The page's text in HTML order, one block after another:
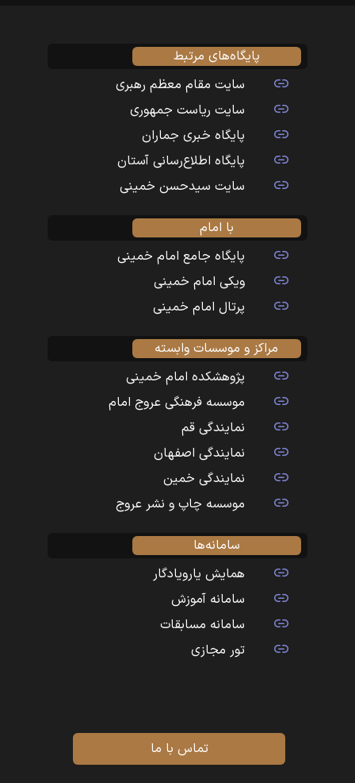
پایگاه‌های مرتبط
سایت مقام معظم رهبری
سایت ریاست جمهوری
پایگاه خبری جماران
پایگاه اطلاع‌رسانی آستان
سایت سیدحسن خمینی
با امام
پایگاه جامع امام خمینی
ویکی امام خمینی
پرتال امام خمینی
مراکز و موسسات وابسته
پژوهشکده امام خمینی
موسسه فرهنگی عروج امام
نمایندگی قم
نمایندگی اصفهان
نمایندگی خمین
موسسه چاپ و نشر عروج
سامانه‌ها
همایش یارویادگار
سامانه آموزش
سامانه مسابقات
تور مجازی
تماس با ما